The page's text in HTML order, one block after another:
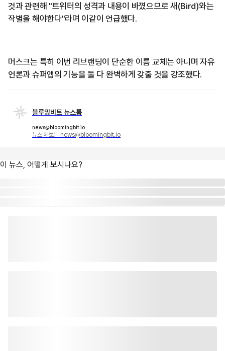
것과 관련해 "트위터의 성격과 내용이 바꼈으므로 새(Bird)와는
작별을 해야한다"라며 이같이 언급했다.
머스크는 특히 이번 리브랜딩이 단순한 이름 교체는 아니며 자유
언론과 슈퍼앱의 기능을 둘 다 완벽하게 갖출 것을 강조했다.
블루밍비트 뉴스룸
news@bloomingbit.io
뉴스 제보는 news@bloomingbit.io
이 뉴스, 어떻게 보시나요?